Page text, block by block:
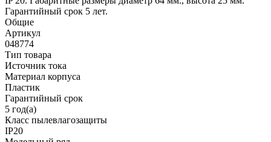
Гарантийный срок 5 лет.
Общие
Артикул
048774
Тип товара
Источник тока
Материал корпуса
Пластик
Гарантийный срок
5 год(а)
Класс пылевлагозащиты
IP20